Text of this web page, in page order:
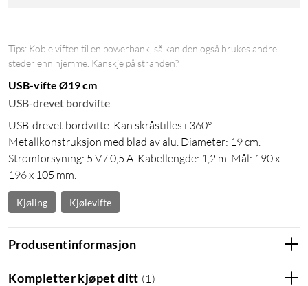
Tips: Koble viften til en powerbank, så kan den også brukes andre
steder enn hjemme. Kanskje på stranden?
USB-vifte Ø19 cm
USB-drevet bordvifte
USB-drevet bordvifte. Kan skråstilles i 360°.
Metallkonstruksjon med blad av alu. Diameter: 19 cm.
Strømforsyning: 5 V / 0,5 A. Kabellengde: 1,2 m. Mål: 190 x
196 x 105 mm.
Kjøling Kjølevifte
Produsentinformasjon
Kompletter kjøpet ditt (1 )